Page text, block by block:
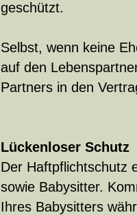
geschützt.
Selbst, wenn keine
auf den
Partners in den
Lückenloser Schutz
Der Haft­pflichtschutz
sowie Babysitter.
Ihres Babysitters